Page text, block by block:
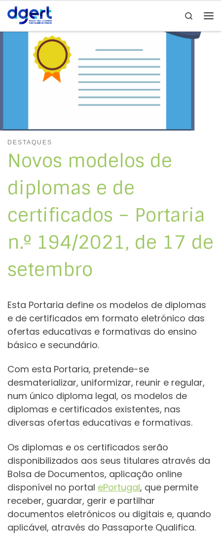
Skip to content
Search
DESTAQUES
Novos modelos de
diplomas e de
certificados – Portaria
n.º 194/2021, de 17 de
setembro
Esta Portaria define os modelos de diplomas
e de certificados em formato eletrónico das
ofertas educativas e formativas do ensino
básico e secundário.
Com esta Portaria, pretende-se
desmaterializar, uniformizar, reunir e regular,
num único diploma legal, os modelos de
diplomas e certificados existentes, nas
diversas ofertas educativas e formativas.
Os diplomas e os certificados serão
disponibilizados aos seus titulares através da
Bolsa de Documentos, aplicação online
disponível no portal ePortugal, que permite
receber, guardar, gerir e partilhar
documentos eletrónicos ou digitais e, quando
aplicável, através do Passaporte Qualifica.